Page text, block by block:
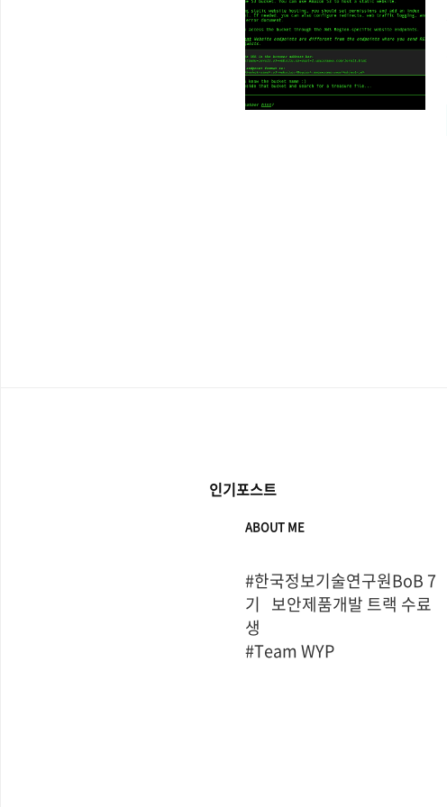
인기포스트
ABOUT ME
#한국정보기술연구원BoB 7
기   보안제품개발 트랙 수료
생
#Team WYP